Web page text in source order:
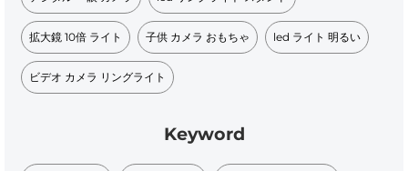
拡大鏡 10倍 ライト 子供 カメラ おもちゃ led ライト 明るい
ビデオ カメラ リングライト
Keyword